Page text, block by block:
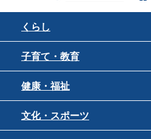
くらし
子育て・教育
健康・福祉
文化・スポーツ